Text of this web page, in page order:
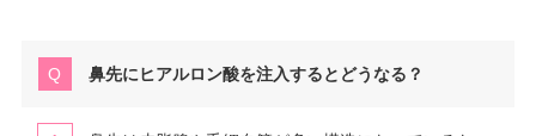
鼻先にヒアルロン酸を注入するとどうなる？